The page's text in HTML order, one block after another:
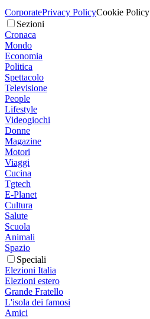
CorporatePrivacy PolicyCookie Policy
Sezioni
Cronaca
Mondo
Economia
Politica
Spettacolo
Televisione
People
Lifestyle
Videogiochi
Donne
Magazine
Motori
Viaggi
Cucina
Tgtech
E-Planet
Cultura
Salute
Scuola
Animali
Spazio
Speciali
Elezioni Italia
Elezioni estero
Grande Fratello
L'isola dei famosi
Amici